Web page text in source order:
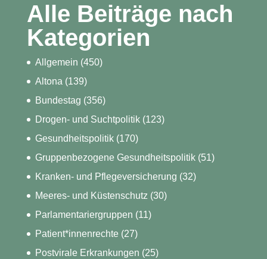
Alle Beiträge nach
Kategorien
Allgemein (450)
Altona (139)
Bundestag (356)
Drogen- und Suchtpolitik(123)
Gesundheitspolitik(170)
Gruppenbezogene Gesundheitspolitik(51)
Kranken- und Pflegeversicherung (32)
Meeres- und Küstenschutz (30)
Parlamentariergruppen (11)
Patient*innenrechte(27)
Postvirale Erkrankungen (25)